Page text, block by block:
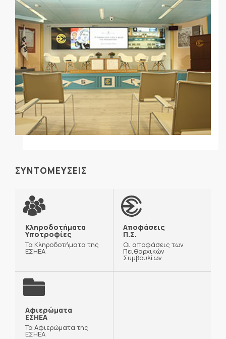
ΣΥΝΤΟΜΕΥΣΕΙΣ
Κληροδοτήματα
Υποτροφίες
Τα Κληροδοτήματα της
ΕΣΗΕΑ
Αποφάσεις
Π.Σ.
Οι αποφάσεις των
Πειθαρχικών
Συμβουλίων
Αφιερώματα
ΕΣΗΕΑ
Τα Αφιερώματα της
ΕΣΗΕΑ